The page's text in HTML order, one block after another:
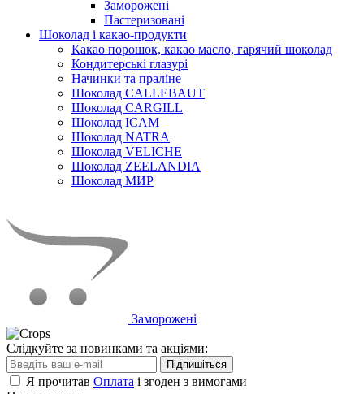
Заморожені
Пастеризовані
Шоколад і какао-продукти
Какао порошок, какао масло, гарячий шоколад
Кондитерські глазурі
Начинки та праліне
Шоколад CALLEBAUT
Шоколад CARGILL
Шоколад ICAM
Шоколад NATRA
Шоколад VELICHE
Шоколад ZEELANDIA
Шоколад МИР
Заморожені
Слідкуйте за новинками та акціями:
Підпишіться
Я прочитав Оплата і згоден з вимогами